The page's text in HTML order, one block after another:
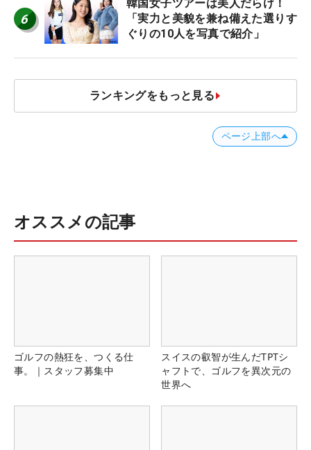
6
韓国女子ツアーは美人だらけ！
「実力と美貌を兼ね備えた選りす
ぐりの10人を写真で紹介」
ランキングをもっと見る
ページ上部へ
オススメの記事
ゴルフの熱狂を、つくる仕
事。｜スタッフ募集中
スイスの叡智が生んだTPTシ
ャフトで、ゴルフを異次元の
世界へ